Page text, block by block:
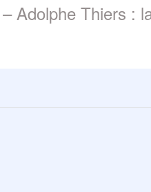
Adolphe Thiers :